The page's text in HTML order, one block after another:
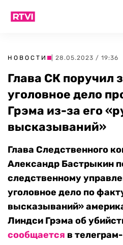
НОВОСТИ | 28.05.2023 / 19:36
Глава СК поручил
уголовное дело
Грэма из-за его
высказываний»
Глава Следственного
Александр Бастрыкин
следственному
уголовное дело по
высказываний»
Линдси Грэма об
сообщается в